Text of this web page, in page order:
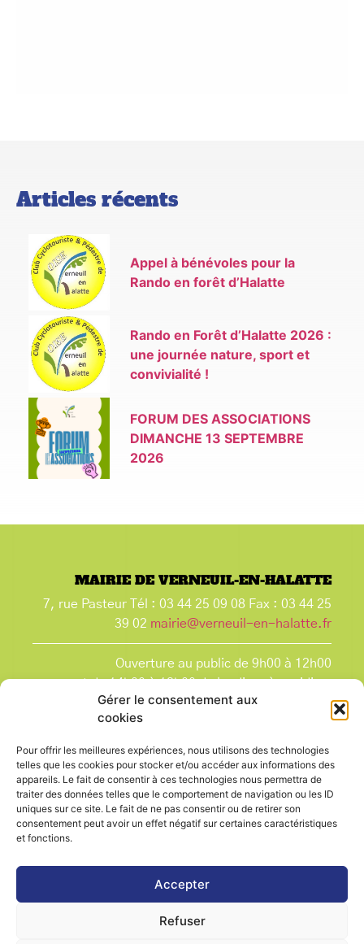
Gérer le consentement aux
cookies
Pour offrir les meilleures expériences, nous utilisons des technologies
telles que les cookies pour stocker et/ou accéder aux informations des
appareils. Le fait de consentir à ces technologies nous permettra de
traiter des données telles que le comportement de navigation ou les ID
uniques sur ce site. Le fait de ne pas consentir ou de retirer son
consentement peut avoir un effet négatif sur certaines caractéristiques
et fonctions.
Accepter
Refuser
Articles récents
Appel à bénévoles pour la
Rando en forêt d’Halatte
Rando en Forêt d’Halatte 2026 :
une journée nature, sport et
convivialité !
FORUM DES ASSOCIATIONS
DIMANCHE 13 SEPTEMBRE
2026
MAIRIE DE VERNEUIL-EN-HALATTE
7, rue Pasteur Tél : 03 44 25 09 08 Fax : 03 44 25
39 02 mairie@verneuil-en-halatte.fr
Ouverture au public de 9h00 à 12h00
et de 14h00 à 18h00 du lundi après-midi au
vendredi,
et le samedi de 9h00 à 12h00.
que les jours fériés.